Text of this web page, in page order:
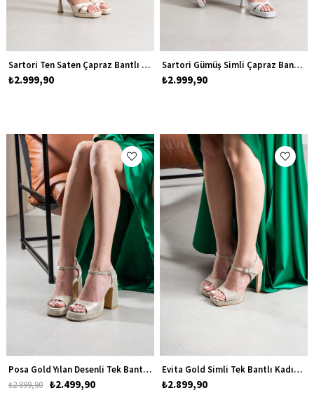
Sartori Ten Saten Çapraz Bantlı Kadın Platform Topuklu Ayakkabı
₺2.999,90
Sartori Gümüş Simli Çapraz Bantlı Kadın Platform Topuklu Ayakkabı
₺2.999,90
Posa Gold Yılan Desenli Tek Bantlı Kadın Platform Kalın Topuklu Ayakkabı
₺2.499,90
₺2.899,90
Evita Gold Simli Tek Bantlı Kadın Platform Topuklu Ayakkabı
₺2.899,90